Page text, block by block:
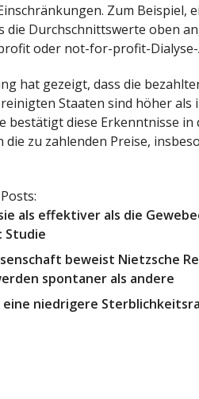
Zum Beispiel,
die Durchschnittswerte oben
oder not-for-profit-Dialyse-
hat gezeigt, dass die
Staaten sind höher als
bestätigt diese Erkenntnisse
die zu zahlenden Preise,
als effektiver als die
Studie
beweist Nietzsche
spontaner als andere
niedrigere